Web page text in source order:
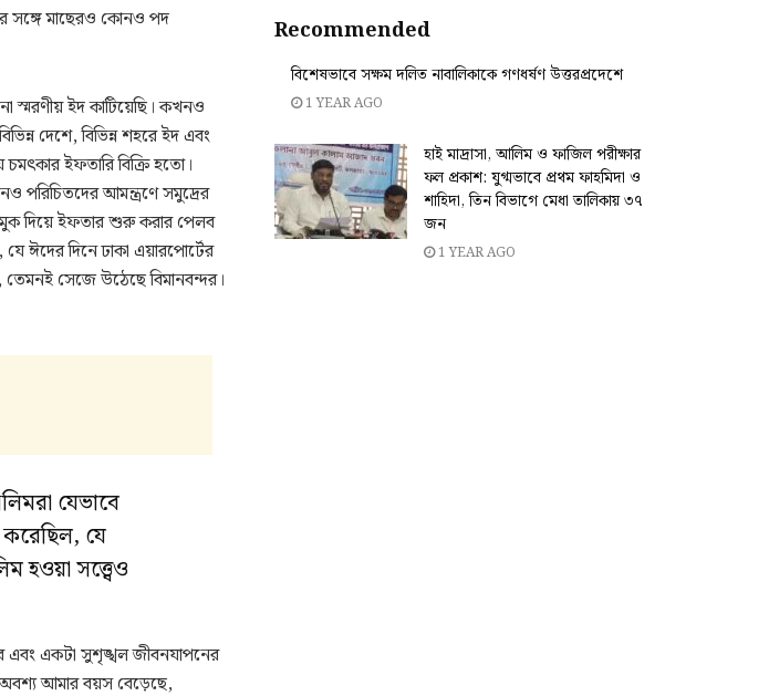
সঙ্গে মাছেরও কোনও পদ
স্মরণীয় ইদ কাটিয়েছি। কখনও
দেশে, বিভিন্ন শহরে ইদ এবং
চমৎকার ইফতারি বিক্রি হতো।
পরিচিতদের আমন্ত্রণে সমুদ্রের
চুমুক দিয়ে ইফতার শুরু করার পেলব
ঈদের দিনে ঢাকা এয়ারপোর্টের
তেমনই সেজে উঠেছে বিমানবন্দর।
যেভাবে
যে
হওয়া সত্ত্বেও
এবং একটা সুশৃঙ্খল জীবনযাপনের
অবশ্য আমার বয়স বেড়েছে,
Recommended
বিশেষভাবে সক্ষম দলিত নাবালিকাকে গণধর্ষণ উত্তরপ্রদেশে
1 YEAR AGO
হাই মাদ্রাসা, আলিম ও ফাজিল পরীক্ষার
ফল প্রকাশ: যুগ্মভাবে প্রথম ফাহমিদা ও
শাহিদা, তিন বিভাগে মেধা তালিকায় ৩৭
জন
1 YEAR AGO